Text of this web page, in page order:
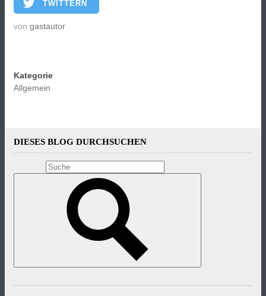
TWITTERN
von gastautor
Kategorie
Allgemein
DIESES BLOG DURCHSUCHEN